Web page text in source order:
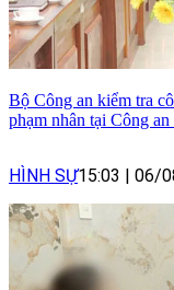
Bộ Công an kiểm tra
phạm nhân tại Công
HÌNH SỰ15:03 06/